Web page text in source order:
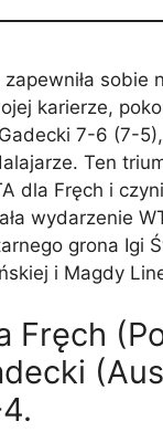
sobie
karierze,
7-6 (7-
Ten
dla Fręch i
wydarzenie
grona Igi
i Magdy
Fręch